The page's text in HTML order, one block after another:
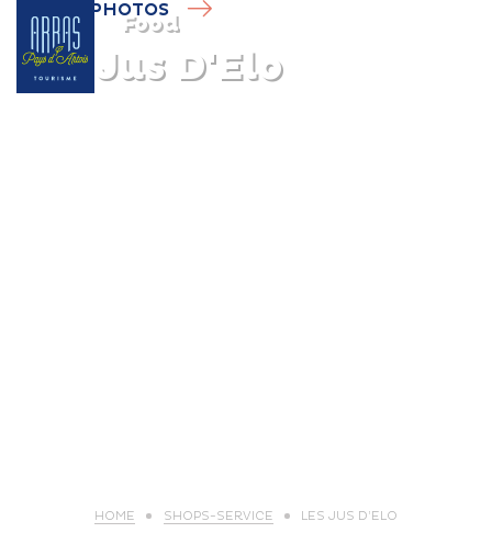
Food
Les Jus D'Elo
PHOTOS
HOME SHOPS-SERVICE LES JUS D’ELO